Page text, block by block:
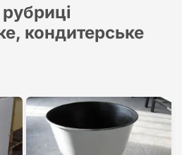
кондитерське